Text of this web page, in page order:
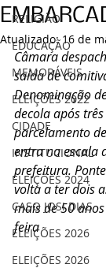
RELIGIÃO
EDUCAÇÃO
MEMORÁVEIS
ELEIÇÕES 2022
CIDADE
INSTITUCIONAL
ELEIÇÕES 2024
CASO JOSI DIAS
ELEIÇÕES 2026
ELEIÇÕES 2026
Atualizado:16 de
Câmara
saída de
Denominação
decola após
parcelamento
entra na escala
prefeitura.
volta a ter dois
mais de 50
feira